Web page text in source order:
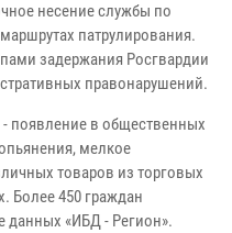
несение службы по
патрулирования.
задержания Росгвардии
правонарушений.
появление в общественных
мелкое
товаров из торговых
Более 450 граждан
данных «ИБД - Регион».